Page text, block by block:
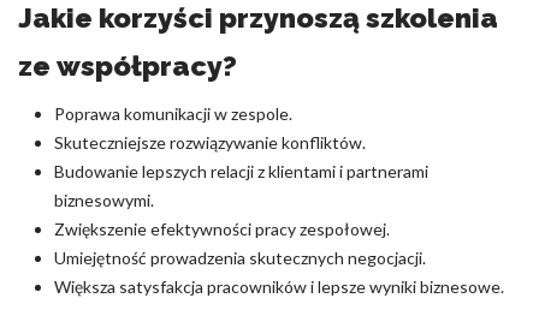
Jakie korzyści przynoszą szkolenia
ze współpracy?
Poprawa komunikacji w zespole.
Skuteczniejsze rozwiązywanie konfliktów.
Budowanie lepszych relacji z klientami i partnerami
biznesowymi.
Zwiększenie efektywności pracy zespołowej.
Umiejętność prowadzenia skutecznych negocjacji.
Większa satysfakcja pracowników i lepsze wyniki biznesowe.